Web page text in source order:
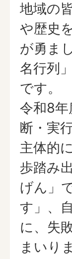
地域の
や歴史
が勇ま
名行列
です。
令和8
断・実
主体的
歩踏み
げん」
す」、
に、失
まいり